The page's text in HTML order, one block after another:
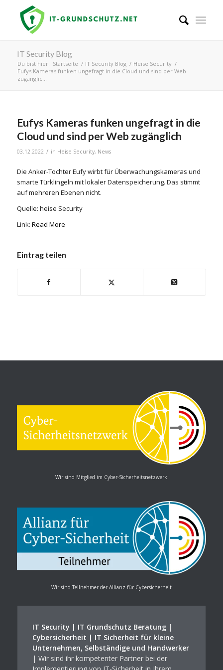
IT Security Blog
Du bist hier: Startseite / IT Security Blog / Heise Security /
Eufys Kameras funken ungefragt in die Cloud und sind per Web
zugänglic...
Eufys Kameras funken ungefragt in die
Cloud und sind per Web zugänglich
03.12.2022 / in Heise Security, News
Die Anker-Tochter Eufy wirbt für Überwachungskameras und
smarte Türklingeln mit lokaler Datenspeicherung. Das stimmt
auf mehreren Ebenen nicht.
Quelle: heise Security
Link: Read More
Eintrag teilen
Wir sind Mitglied im Cyber-Sicherheitsnetzwerk
Wir sind Teilnehmer der Allianz für Cybersicherheit
IT Security | IT Grundschutz Beratung|
Cybersicherheit | IT Sicherheit für kleine
Unternehmen, Selbständige und Handwerker
| Wir sind ihr kompetenter Partner bei der